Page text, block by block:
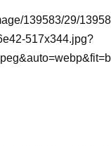
139583/29/
517x344.jpg?